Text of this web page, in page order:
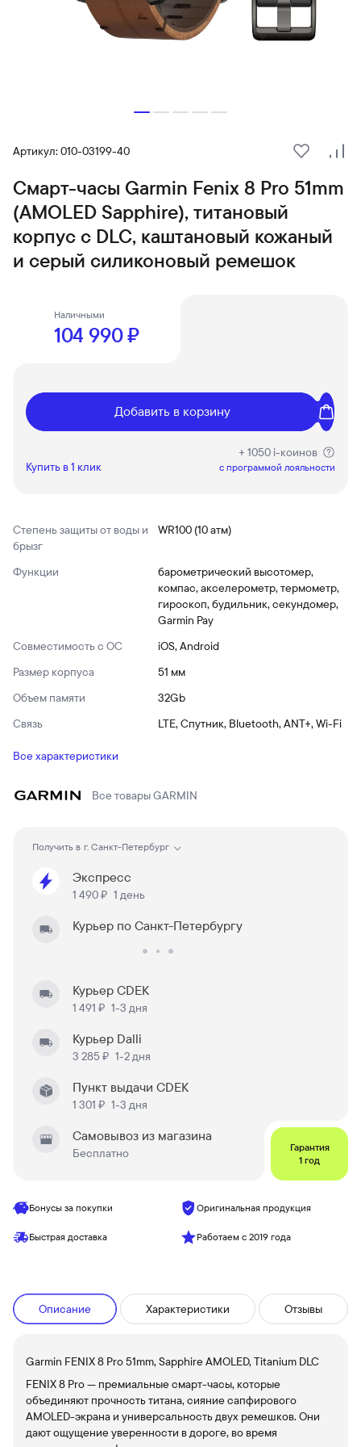
Артикул: 010-03199-40
В
Смарт-часы Garmin Fenix 8 Pro 51mm
(AMOLED Sapphire), титановый
корпус с DLC, каштановый кожаный
и серый силиконовый ремешок
Наличными
104 990 ₽
Добавить в корзину
Купить в 1 клик
+ 1050 i-коинов
c программой лояльности
Степень защиты от воды и
брызг
WR100 (10 атм)
Функции
барометрический высотомер,
компас, акселерометр, термометр,
гироскоп, будильник, секундомер,
Garmin Pay
Совместимость с ОС
iOS, Android
Размер корпуса
51 мм
Объем памяти
32Gb
Связь
LTE, Спутник, Bluetooth, ANT+, Wi-Fi
Все характеристики
Все товарыGARMIN
Получить в г. Санкт-Петербург
Экспресс
1 490 ₽ 1 день
Курьер по Санкт-Петербургу
Курьер CDEK
1 491 ₽ 1-3 дня
Курьер Dalli
3 285 ₽ 1-2 дня
Пункт выдачи CDEK
1 301 ₽ 1-3 дня
Самовывоз из магазина
Бесплатно
Гарантия
1 год
Бонусы за покупки Оригинальная продукция
Быстрая доставка Работаем с 2019 года
Описание Характеристики Отзывы
Garmin FENIX 8 Pro 51mm, Sapphire AMOLED, Titanium DLC
FENIX 8 Pro — премиальные смарт-часы, которые
объединяют прочность титана, сияние сапфирового
AMOLED-экрана и универсальность двух ремешков. Они
дают ощущение уверенности в дороге, во время